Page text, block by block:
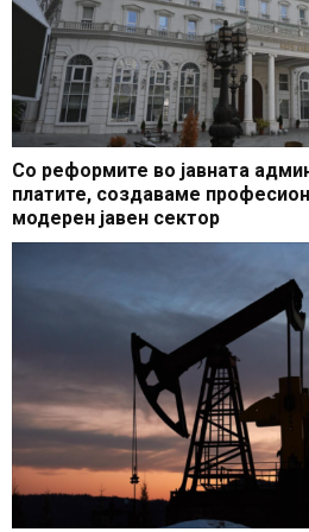
Со реформите во јавната
платите, создаваме
модерен јавен сектор